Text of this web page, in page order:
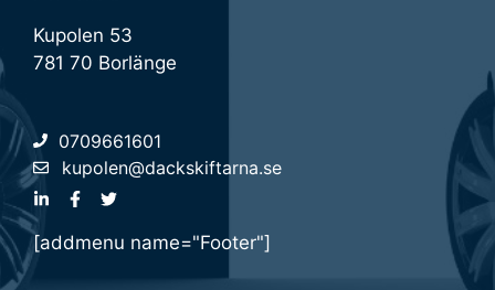
Kupolen 53
781 70 Borlänge
0709661601
kupolen@dackskiftarna.se
[addmenu name="Footer"]